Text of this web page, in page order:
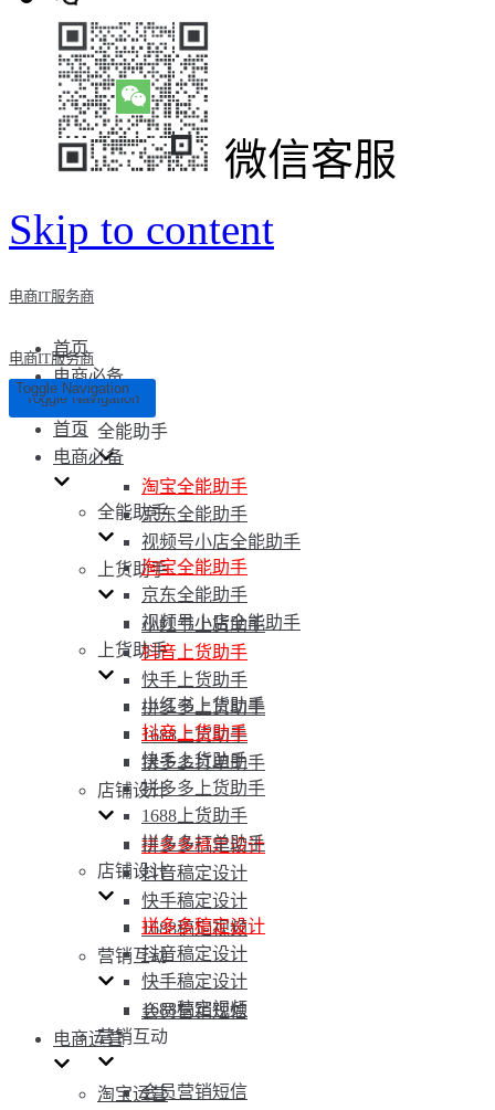
微信客服
Skip to content
电商IT服务商
首页
电商必备
全能助手
淘宝全能助手
京东全能助手
视频号小店全能助手
上货助手
小红书上货助手
抖音上货助手
快手上货助手
拼多多上货助手
1688上货助手
拼多多打单助手
店铺设计
拼多多稿定设计
抖音稿定设计
快手稿定设计
1688稿定视频
营销互动
会员营销短信
电商运营
淘宝运营
电商IT服务商
Toggle Navigation
Toggle Navigation
首页
电商必备
全能助手
淘宝全能助手
京东全能助手
视频号小店全能助手
上货助手
小红书上货助手
抖音上货助手
快手上货助手
拼多多上货助手
1688上货助手
拼多多打单助手
店铺设计
拼多多稿定设计
抖音稿定设计
快手稿定设计
1688稿定视频
营销互动
会员营销短信